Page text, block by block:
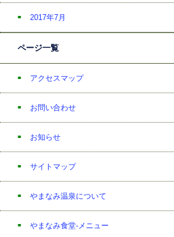
2017年7月
ページ一覧
アクセスマップ
お問い合わせ
お知らせ
サイトマップ
やまなみ温泉について
やまなみ食堂-メニュー